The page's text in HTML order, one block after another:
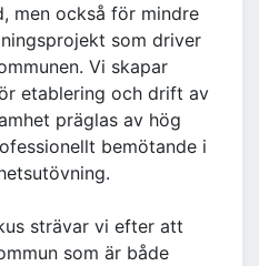
men också för mindre
som driver
Vi skapar
etablering och drift av
präglas av hög
bemötande i
strävar vi efter att
som är både